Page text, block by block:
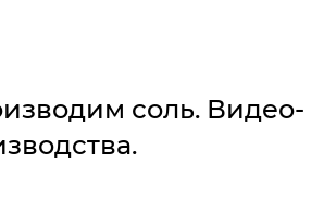
соль. Видео-